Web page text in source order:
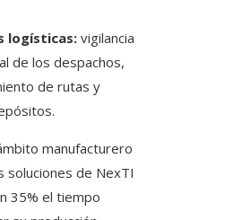
logísticas: vigilancia
de los despachos,
de rutas y
manufacturero
soluciones de NexTI
35% el tiempo